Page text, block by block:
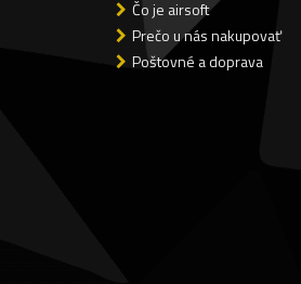
Čo je airsoft
Prečo u nás nakupovať
Poštovné a doprava